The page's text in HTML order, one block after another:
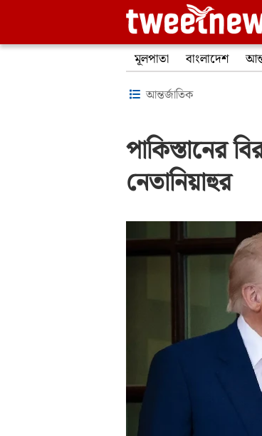
মূলপাতা বাংলাদেশ
আন্তর্জাতিক
পাকিস্তানের
নেতানিয়াহুর